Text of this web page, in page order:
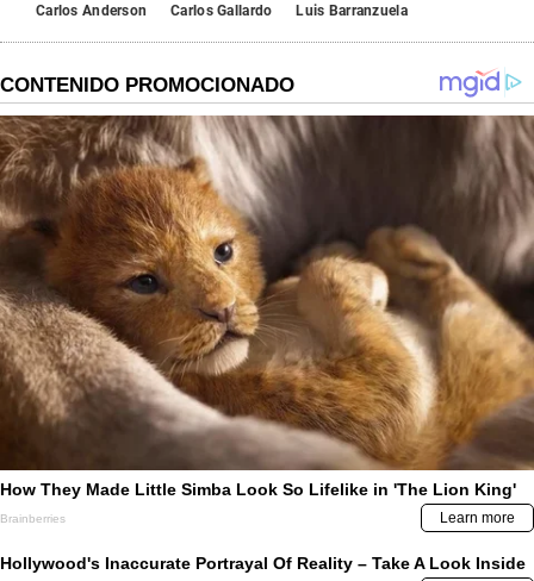
Carlos Anderson Carlos Gallardo Luis Barranzuela